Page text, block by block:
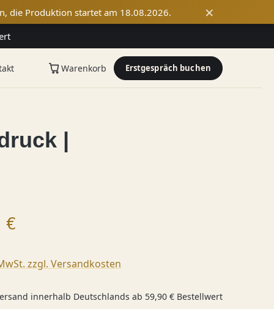
die Produktion startet am 18.08.2026. ×
Warenkorb Erstgespräch buchen
|
Preis:
zzgl. Versandkosten
innerhalb Deutschlands ab 59,90 € Bestellwert